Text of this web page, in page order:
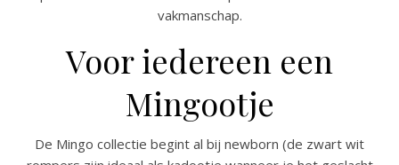
vakmanschap.
Voor iedereen een
Mingootje
De Mingo collectie begint al bij newborn (de zwart wit